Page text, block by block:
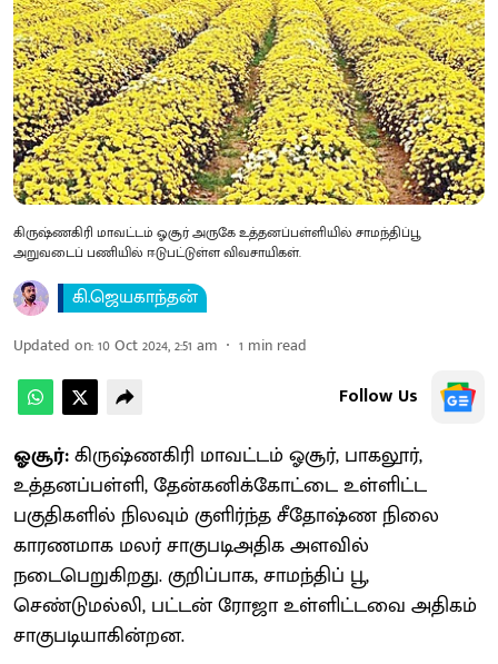
கிருஷ்ணகிரி மாவட்டம் ஓசூர் அருகே உத்தனப்பள்ளியில் சாமந்திப்பூ
அறுவடைப் பணியில் ஈடுபட்டுள்ள விவசாயிகள்.
கி.ஜெயகாந்தன்
Updated on:10 Oct 2024, 2:51 am 1 min read
Follow Us
ஓசூர்:கிருஷ்ணகிரி மாவட்டம் ஓசூர், பாகலூர்,
உத்தனப்பள்ளி, தேன்கனிக்கோட்டை உள்ளிட்ட
பகுதிகளில் நிலவும் குளிர்ந்த சீதோஷ்ண நிலை
காரணமாக மலர் சாகுபடிஅதிக அளவில்
நடைபெறுகிறது. குறிப்பாக, சாமந்திப் பூ,
செண்டுமல்லி, பட்டன் ரோஜா உள்ளிட்டவை அதிகம்
சாகுபடியாகின்றன.